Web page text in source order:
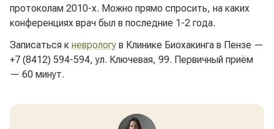
протоколам 2010-х. Можно прямо спросить, на каких
конференциях врач был в последние 1-2 года.
Записаться к неврологу в Клинике Биохакинга в Пензе —
+7 (8412) 594-594, ул. Ключевая, 99. Первичный приём
— 60 минут.